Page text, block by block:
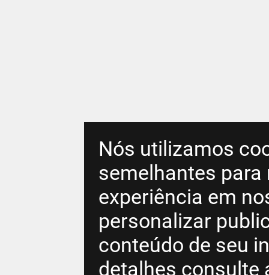
Nós utilizamos
semelhantes para
experiência em
personalizar
conteúdo de seu
detalhes consulte